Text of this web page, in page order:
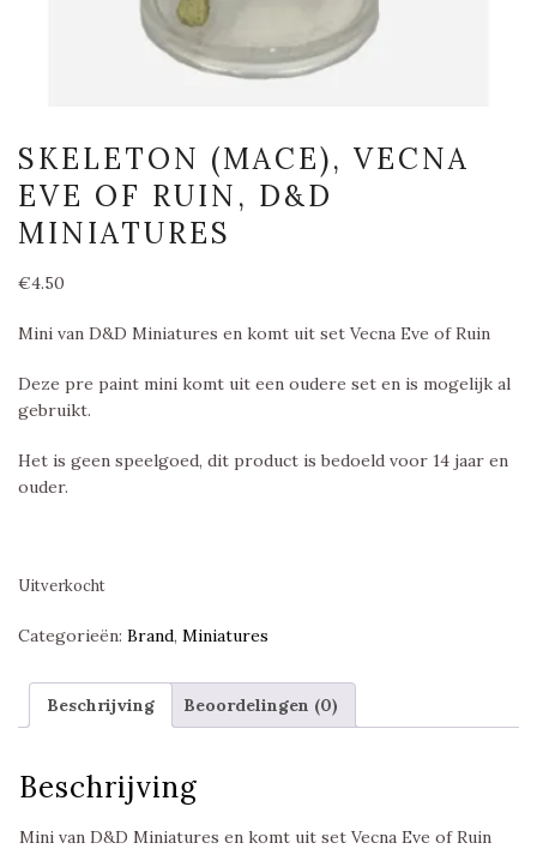
SKELETON (MACE), VECNA
EVE OF RUIN, D&D
MINIATURES
€4.50
Mini van D&D Miniatures en komt uit set Vecna Eve of Ruin
Deze pre paint mini komt uit een oudere set en is mogelijk al
gebruikt.
Het is geen speelgoed, dit product is bedoeld voor 14 jaar en
ouder.
Uitverkocht
Categorieën: Brand, Miniatures
Beschrijving Beoordelingen (0)
Beschrijving
Mini van D&D Miniatures en komt uit set Vecna Eve of Ruin